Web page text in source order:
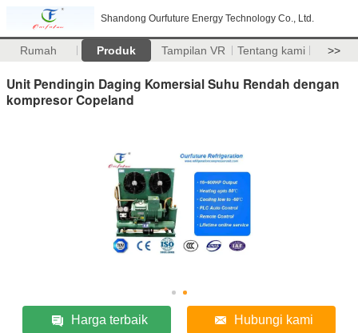
Shandong Ourfuture Energy Technology Co., Ltd.
Rumah Produk Tampilan VR Tentang kami >>
Unit Pendingin Daging Komersial Suhu Rendah dengan
kompresor Copeland
Harga terbaik Hubungi kami